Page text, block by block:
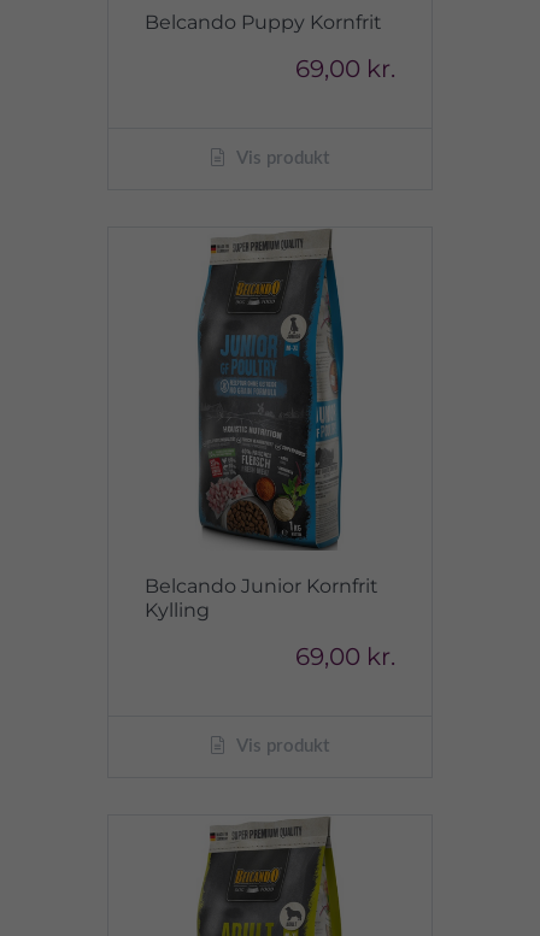
Belcando Puppy Kornfrit
69,00 kr.
Vis produkt
Belcando Junior Kornfrit
Kylling
69,00 kr.
Vis produkt